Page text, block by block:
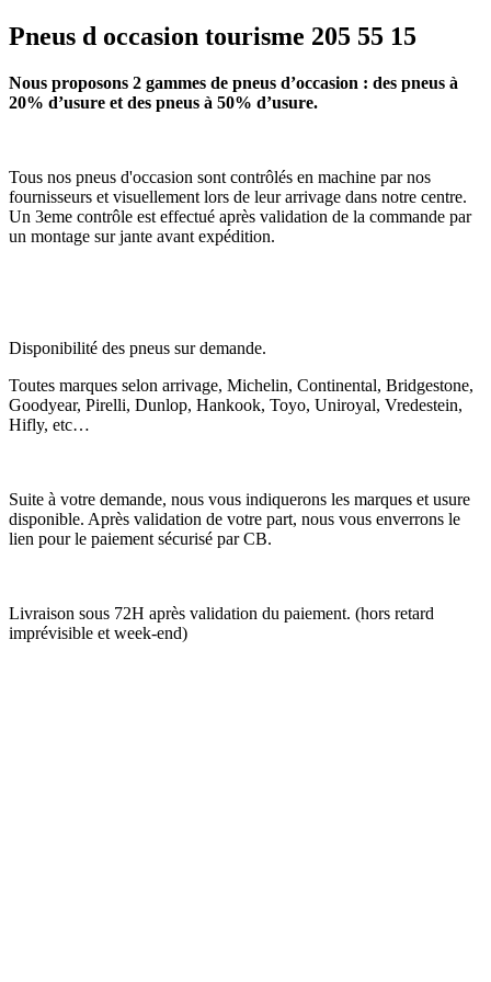
Pneus d occasion tourisme 205 55 15
Nous proposons 2 gammes de pneus d’occasion : des pneus à
20% d’usure et des pneus à 50% d’usure.
Tous nos pneus d'occasion sont contrôlés en machine par nos
fournisseurs et visuellement lors de leur arrivage dans notre centre.
Un 3eme contrôle est effectué après validation de la commande par
un montage sur jante avant expédition.
Disponibilité des pneus sur demande.
Toutes marques selon arrivage, Michelin, Continental, Bridgestone,
Goodyear, Pirelli, Dunlop, Hankook, Toyo, Uniroyal, Vredestein,
Hifly, etc…
Suite à votre demande, nous vous indiquerons les marques et usure
disponible. Après validation de votre part, nous vous enverrons le
lien pour le paiement sécurisé par CB.
Livraison sous 72H après validation du paiement. (hors retard
imprévisible et week-end)